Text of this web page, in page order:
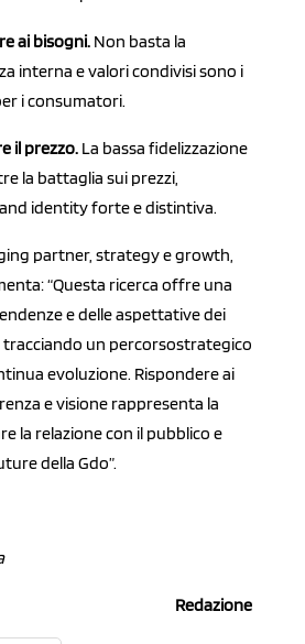
ai bisogni. Non basta la
interna e valori condivisi sono i
i consumatori.
il prezzo. La bassa fidelizzazione
la battaglia sui prezzi,
identity forte e distintiva.
partner, strategy e growth,
“Questa ricerca offre una
e delle aspettative dei
un percorsostrategico
evoluzione. Rispondere ai
e visione rappresenta la
la relazione con il pubblico e
della Gdo”.
Redazione